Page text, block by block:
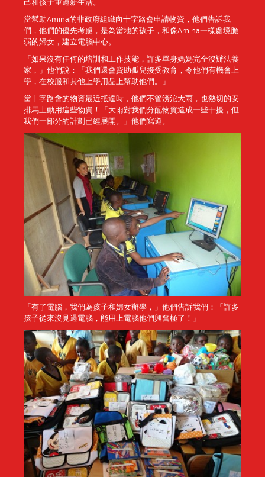
己和孩子重過新生活。
當幫助Amina的非政府組織向十字路會申請物資，他們告訴我
們，他們的優先考慮，是為當地的孩子，和像Amina一樣處境脆
弱的婦女，建立電腦中心。
「如果沒有任何的培訓和工作技能，許多單身媽媽完全沒辦法養
家，」他們說：「我們還會資助孤兒接受教育，令他們有機會上
學，在校服和其他上學用品上幫助他們。」
當十字路會的物資最近抵達時，他們不管滂沱大雨，也熱切的安
排馬上動用這些物資！「大雨對我們分配物資造成一些干擾，但
我們一部分的計劃已經展開。」他們寫道。
「有了電腦，我們為孩子和婦女辦學，」他們告訴我們：「許多
孩子從來沒見過電腦，能用上電腦他們興奮極了！」